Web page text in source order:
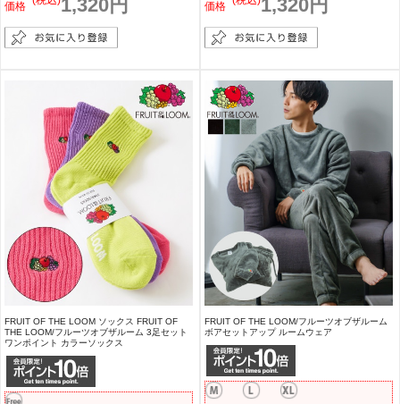
価格 1,320円 価格 1,320円
FRUIT OF THE LOOM ソックス FRUIT OF
THE LOOM/フルーツオブザルーム 3足セット
ワンポイント カラーソックス
FRUIT OF THE LOOM/フルーツオブザルーム
ボアセットアップ ルームウェア